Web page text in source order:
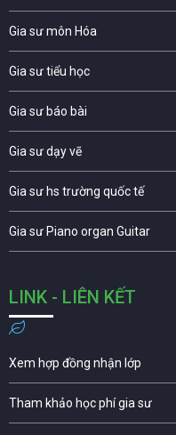
Gia sư môn Hóa
Gia sư tiểu học
Gia sư báo bài
Gia sư dạy vẽ
Gia sư hs trường quốc tế
Gia sư Piano organ Guitar
LINK - LIÊN KẾT
Xem hợp đồng nhận lớp
Tham khảo học phí gia sư